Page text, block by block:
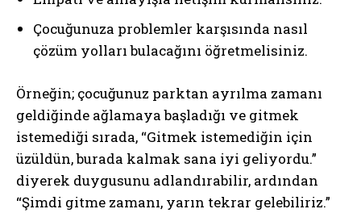
Çocuğunuza problemler karşısında nasıl
çözüm yolları bulacağını öğretmelisiniz.
Örneğin; çocuğunuz parktan ayrılma zamanı
geldiğinde ağlamaya başladığı ve gitmek
istemediği sırada, “Gitmek istemediğin için
üzüldün, burada kalmak sana iyi geliyordu.”
diyerek duygusunu adlandırabilir, ardından
“Şimdi gitme zamanı, yarın tekrar gelebiliriz.”